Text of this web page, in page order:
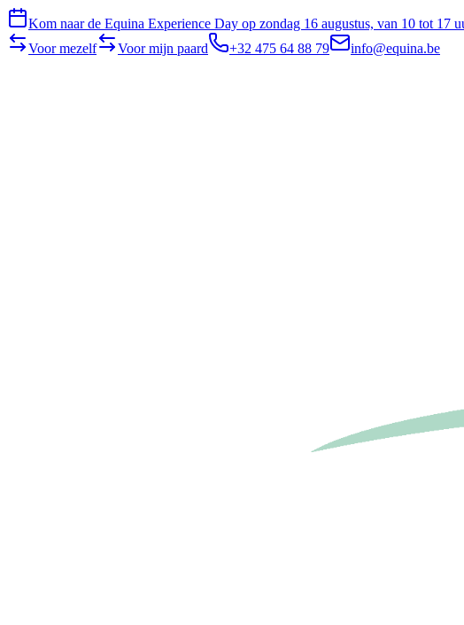
Kom naar de Equina Experience Day op zondag 16 augustus, van 10 tot 17
Voor mezelf
Voor mijn paard +32 475 64 88 79 info@equina.be